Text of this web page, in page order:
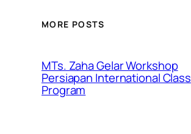
MORE POSTS
MTs. Zaha Gelar Workshop
Persiapan International Class
Program